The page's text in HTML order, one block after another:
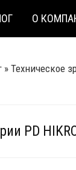
О
» Техническое
PD